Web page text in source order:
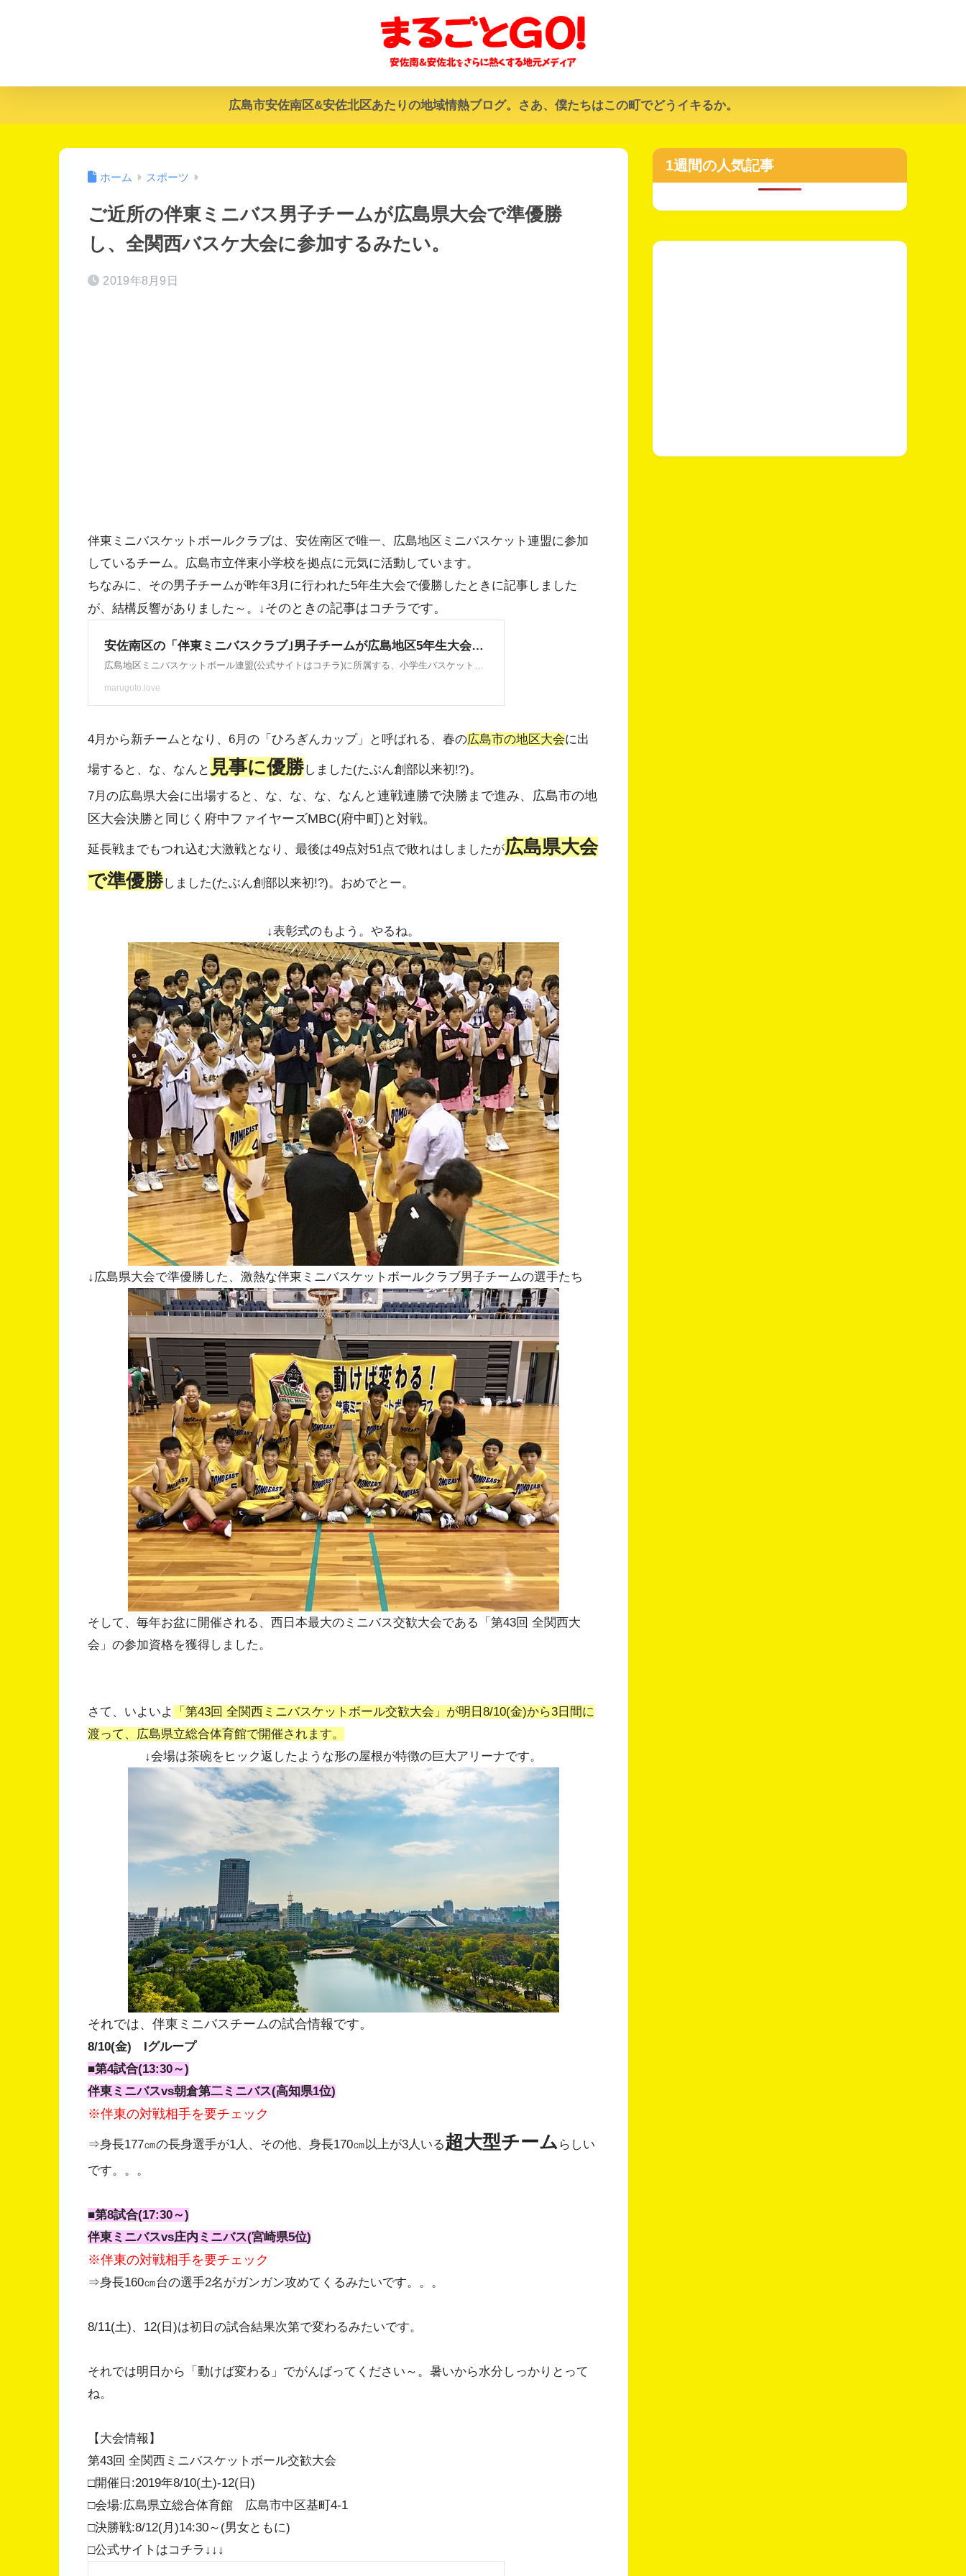
広島市安佐南区&安佐北区あたりの地域情熱ブログ。さあ、僕たちはこの町でどうイキるか。
ホーム スポーツ
ご近所の伴東ミニバス男子チームが広島県大会で準優勝
し、全関西バスケ大会に参加するみたい。
2019年8月9日
伴東ミニバスケットボールクラブは、安佐南区で唯一、広島地区ミニバスケット連盟に参加
しているチーム。広島市立伴東小学校を拠点に元気に活動しています。
ちなみに、その男子チームが昨年3月に行われた5年生大会で優勝したときに記事しました
が、結構反響がありました～。↓そのときの記事はコチラです。
4月から新チームとなり、6月の「ひろぎんカップ」と呼ばれる、春の広島市の地区大会に出
場すると、な、なんと 見事に優勝しました(たぶん創部以来初!?)。
7月の広島県大会に出場すると、な、な、な、 なんと連戦連勝で決勝まで進み、広島市の地
区大会決勝と同じく府中ファイヤーズMBC(府中町)と対戦。
延長戦までもつれ込む大激戦となり、最後は49点対51点で敗れはしましたが広島県大会
で準優勝しました(たぶん創部以来初!?)。おめでとー。
↓表彰式のもよう。やるね。
↓広島県大会で準優勝した、激熱な伴東ミニバスケットボールクラブ男子チームの選手たち
そして、毎年お盆に開催される、西日本最大のミニバス交歓大会である「第43回 全関西大
会」の参加資格を獲得しました。
さて、いよいよ
「第43回 全関西ミニバスケットボール交歓大会」が明日8/10(金)から3日間に
渡って、広島県立総合体育館で開催されます。
↓会場は茶碗をヒック返したような形の屋根が特徴の巨大アリーナです。
それでは、伴東ミニバスチームの試合情報です。
8/10(金) Iグループ
■第4試合(13:30～)
伴東ミニバスvs朝倉第二ミニバス(高知県1位)
※伴東の対戦相手を要チェック
⇒身長177㎝の長身選手が1人、その他、身長170㎝以上が3人いる超大型チーム らしい
です。。。
■第8試合(17:30～)
伴東ミニバスvs庄内ミニバス(宮崎県5位)
※伴東の対戦相手を要チェック
⇒身長160㎝台の選手2名がガンガン攻めてくるみたいです。。。
8/11(土)、12(日)は初日の試合結果次第で変わるみたいです。
それでは明日から「動けば変わる」でがんばってください～。暑いから水分しっかりとって
ね。
【大会情報】
第43回 全関西ミニバスケットボール交歓大会
□開催日:2019年8/10(土)-12(日)
□会場:広島県立総合体育館 広島市中区基町4-1
□決勝戦:8/12(月)14:30～(男女ともに)
□公式サイトはコチラ↓↓↓
1週間の人気記事